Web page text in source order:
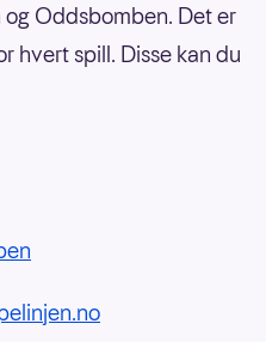
Oddsbomben. Det er
hvert spill. Disse kan du